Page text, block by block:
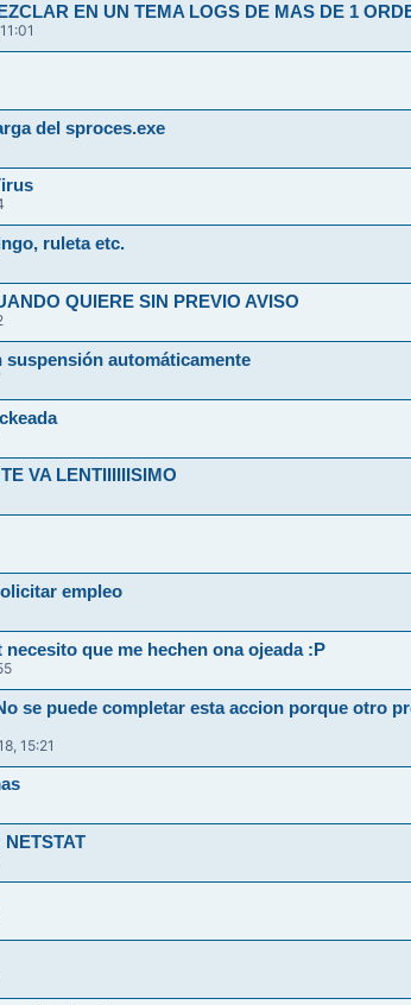
EN UN TEMA LOGS DE MAS DE 1
del sproces.exe
ruleta etc.
QUIERE SIN PREVIO AVISO
automáticamente
VA LENTIIIIIISIMO
empleo
que me hechen ona ojeada :P
se puede completar esta accion porque otro
15:21